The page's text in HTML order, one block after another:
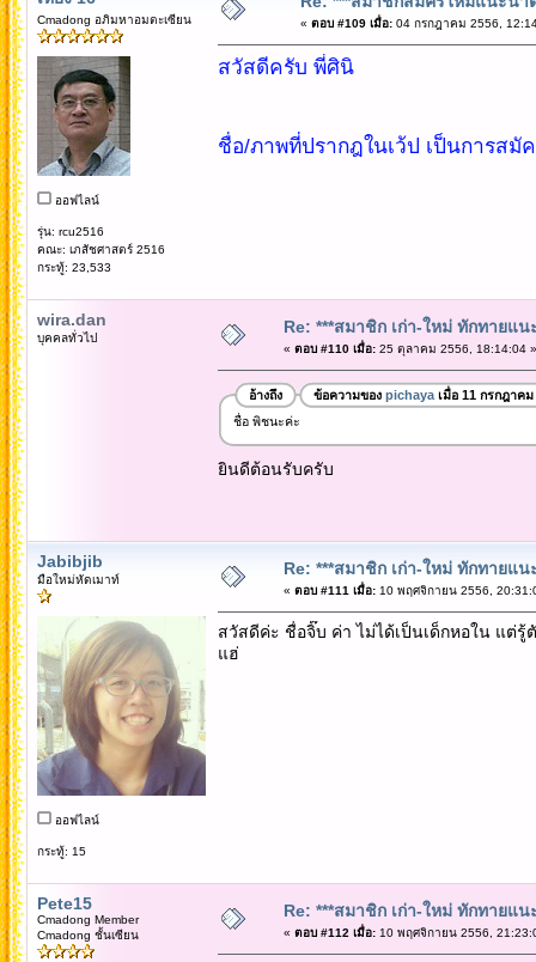
Cmadong อภิมหาอมตะเซียน
ออฟไลน์
รุ่น: rcu2516
คณะ: เภสัชศาสตร์ 2516
กระทู้: 23,533
« ตอบ #109 เมื่อ:04 กรกฎาคม 2556,
สวัสดีครับ พี่ศินิ
ชื่อ/ภาพที่ปรากฎในเว้ป เป็นการสมั
wira.dan
บุคคลทั่วไป
Re: ***สมาชิก เก่า-ใหม่ ทักทายแ
« ตอบ #110 เมื่อ:25 ตุลาคม 2556, 18:14:04 »
อ้างถึง ข้อความของ pichayaเมื่อ 11 กรกฎาคม
ชื่อ พิชนะค่ะ
ยินดีต้อนรับครับ
Jabibjib
มือใหม่หัดเมาท์
ออฟไลน์
กระทู้: 15
Re: ***สมาชิก เก่า-ใหม่ ทักทายแ
« ตอบ #111 เมื่อ:10 พฤศจิกายน 2556,
สวัสดีค่ะ ชื่อจิ๊บ ค่า ไม่ได้เป็นเด็กหอใน แต่
แฮ่
Pete15
Cmadong Member
Cmadong ชั้นเซียน
Re: ***สมาชิก เก่า-ใหม่ ทักทายแ
« ตอบ #112 เมื่อ:10 พฤศจิกายน 2556,